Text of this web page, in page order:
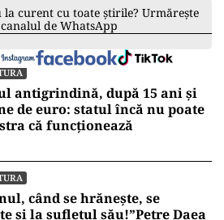
la curent cu toate știrile? Urmărește
de WhatsApp
antigrindină, după 15 ani și
de euro: statul încă nu poate
că funcționează
când se hrănește, se
și la sufletul său!”Petre Daea